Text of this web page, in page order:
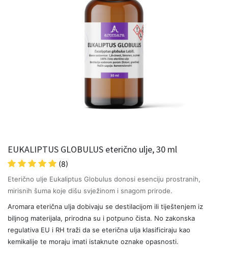
EUKALIPTUS GLOBULUS eterično ulje, 30 ml
(8)
Eterično ulje Eukaliptus Globulus donosi esenciju prostranih,
mirisnih šuma koje dišu svježinom i snagom prirode.
Aromara eterična ulja dobivaju se destilacijom ili tiještenjem iz
biljnog materijala, prirodna su i potpuno čista. No zakonska
regulativa EU i RH traži da se eterična ulja klasificiraju kao
kemikalije te moraju imati istaknute oznake opasnosti.